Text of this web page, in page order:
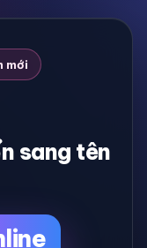
mới
sang tên